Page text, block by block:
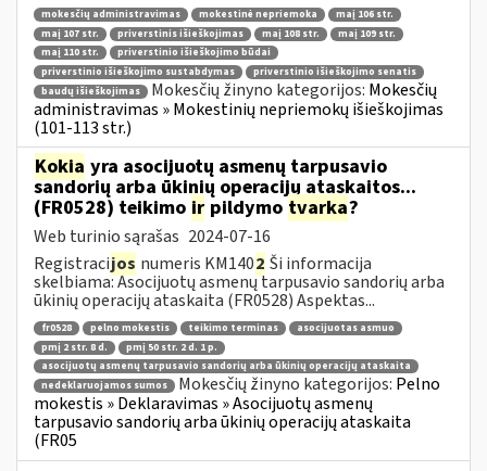
mokesčių administravimas mokestinė nepriemoka
maį 106 str.
maį 107 str.
priverstinis išieškojimas maį 108 str.
maį 109 str.
maį 110 str.
priverstinio išieškojimo būdai
priverstinio išieškojimo sustabdymas
priverstinio išieškojimo senatis
baudų išieškojimas
Mokesčių žinyno kategorijos: Mokesčių
administravimas » Mokestinių nepriemokų išieškojimas
(101-113 str.)
Kokia yra asocijuotų asmenų tarpusavio
sandorių arba ūkinių operacijų ataskaitos...
(FR0528) teikimo ir pildymo tvarka?
Web turinio sąrašas 2024-07-16
Registracijos numeris KM1402 Ši informacija
skelbiama: Asocijuotų asmenų tarpusavio sandorių arba
ūkinių operacijų ataskaita (FR0528) Aspektas...
fr0528 pelno mokestis teikimo terminas
asocijuotas asmuo
pmį 2 str. 8 d.
pmį 50 str. 2 d. 1 p.
asocijuotų asmenų tarpusavio sandorių arba ūkinių operacijų ataskaita
nedeklaruojamos sumos
Mokesčių žinyno kategorijos: Pelno
mokestis » Deklaravimas » Asocijuotų asmenų
tarpusavio sandorių arba ūkinių operacijų ataskaita
(FR05